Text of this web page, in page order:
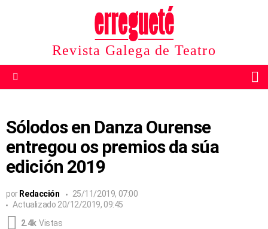
Revista Galega de Teatro
Sólodos en Danza Ourense
entregou os premios da súa
edición 2019
por Redacción
25/11/2019, 07:00
Actualizado 20/12/2019, 09:45
2.4k Vistas